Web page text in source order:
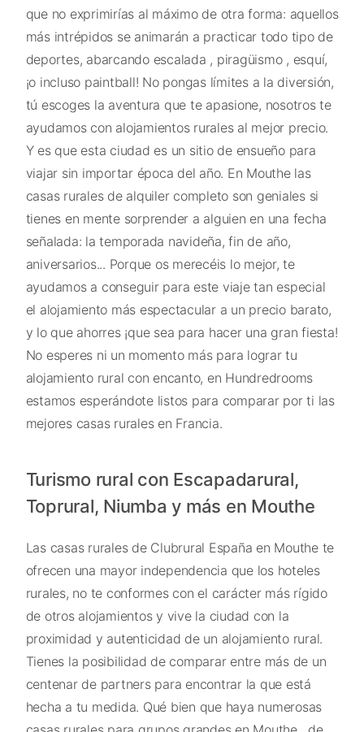
que no exprimirías al máximo de otra forma: aquellos
más intrépidos se animarán a practicar todo tipo de
deportes, abarcando escalada , piragüismo , esquí,
¡o incluso paintball! No pongas límites a la diversión,
tú escoges la aventura que te apasione, nosotros te
ayudamos con alojamientos rurales al mejor precio.
Y es que esta ciudad es un sitio de ensueño para
viajar sin importar época del año. En Mouthe las
casas rurales de alquiler completo son geniales si
tienes en mente sorprender a alguien en una fecha
señalada: la temporada navideña, fin de año,
aniversarios... Porque os merecéis lo mejor, te
ayudamos a conseguir para este viaje tan especial
el alojamiento más espectacular a un precio barato,
y lo que ahorres ¡que sea para hacer una gran fiesta!
No esperes ni un momento más para lograr tu
alojamiento rural con encanto, en Hundredrooms
estamos esperándote listos para comparar por ti las
mejores casas rurales en Francia.
Turismo rural con Escapadarural,
Toprural, Niumba y más en Mouthe
Las casas rurales de Clubrural España en Mouthe te
ofrecen una mayor independencia que los hoteles
rurales, no te conformes con el carácter más rígido
de otros alojamientos y vive la ciudad con la
proximidad y autenticidad de un alojamiento rural.
Tienes la posibilidad de comparar entre más de un
centenar de partners para encontrar la que está
hecha a tu medida. Qué bien que haya numerosas